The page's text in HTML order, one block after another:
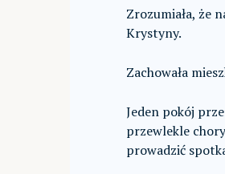
Zrozumiała, że
Krystyny.
Zachowała
Jeden pokój
przewlekle
prowadzić